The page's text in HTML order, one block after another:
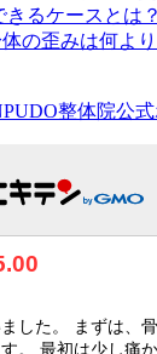
るケースとは？
の歪みは何よ